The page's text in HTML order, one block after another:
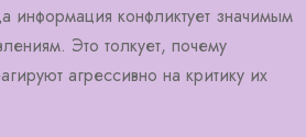
информация конфликтует значимым
Это толкует, почему
агрессивно на критику их